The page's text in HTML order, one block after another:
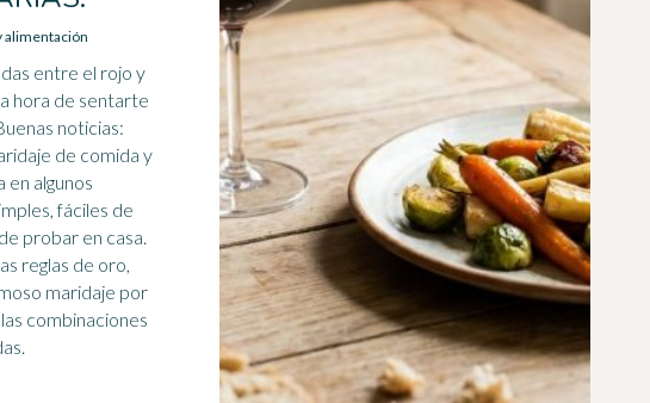
alimentación
entre el rojo y
hora de sentarte
noticias:
de comida y
en algunos
fáciles de
probar en casa.
reglas de oro,
maridaje por
combinaciones